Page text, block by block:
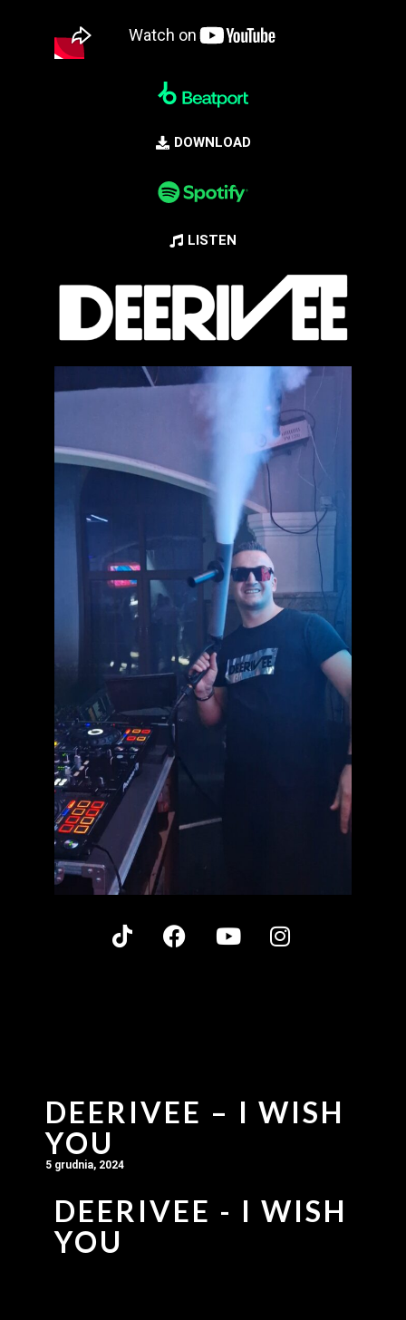
DOWNLOAD
LISTEN
DEERIVEE – I WISH
YOU
5 grudnia, 2024
DEERIVEE - I WISH
YOU